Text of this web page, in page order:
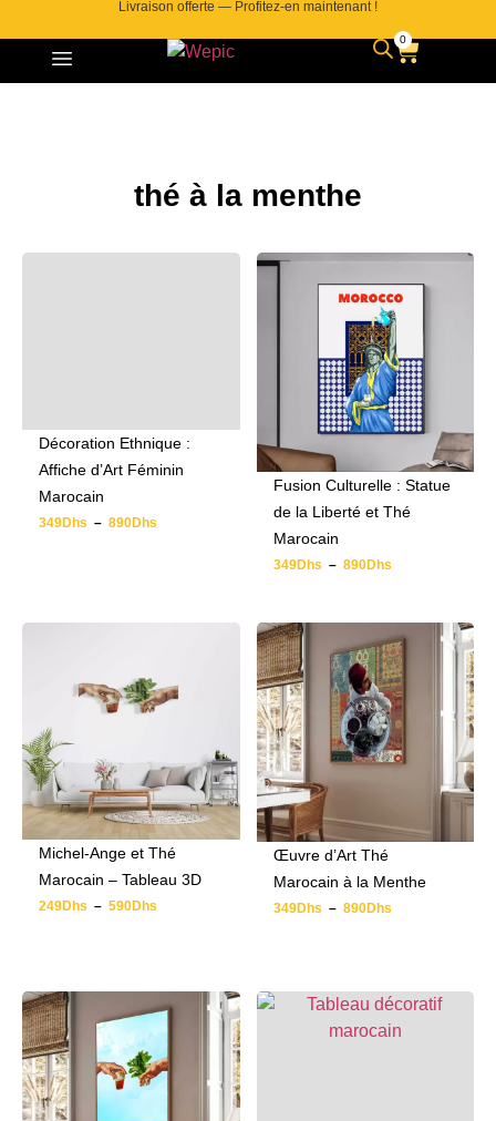
Livraison offerte — Profitez-en maintenant !
0
thé à la menthe
Décoration Ethnique :
Affiche d’Art Féminin
Marocain
349Dhs – 890Dhs
Fusion Culturelle : Statue
de la Liberté et Thé
Marocain
349Dhs – 890Dhs
Michel-Ange et Thé
Marocain – Tableau 3D
249Dhs – 590Dhs
Œuvre d’Art Thé
Marocain à la Menthe
349Dhs – 890Dhs